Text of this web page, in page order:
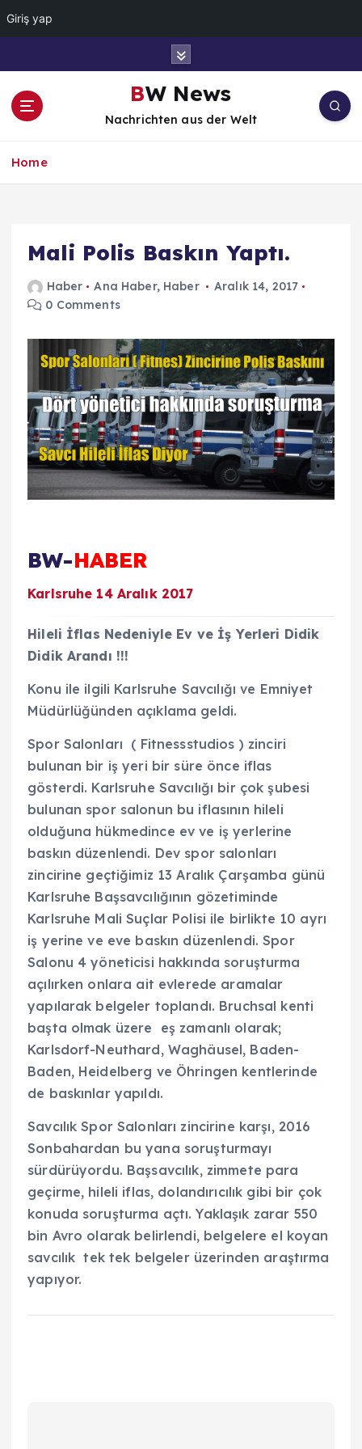
Giriş yap
BW News
Nachrichten aus der Welt
Home
Mali Polis Baskın Yaptı.
Haber Ana Haber, Haber
Aralık 14, 2017
0 Comments
BW-HABER
Karlsruhe 14 Aralık 2017
Hileli İflas Nedeniyle Ev ve İş Yerleri Didik
Didik Arandı !!!
Konu ile ilgili Karlsruhe Savcılığı ve Emniyet
Müdürlüğünden açıklama geldi.
Spor Salonları ( Fitnessstudios ) zinciri
bulunan bir iş yeri bir süre önce iflas
gösterdi. Karlsruhe Savcılığı bir çok şubesi
bulunan spor salonun bu iflasının hileli
olduğuna hükmedince ev ve iş yerlerine
baskın düzenlendi. Dev spor salonları
zincirine geçtiğimiz 13 Aralık Çarşamba günü
Karlsruhe Başsavcılığının gözetiminde
Karlsruhe Mali Suçlar Polisi ile birlikte 10 ayrı
iş yerine ve eve baskın düzenlendi. Spor
Salonu 4 yöneticisi hakkında soruşturma
açılırken onlara ait evlerede aramalar
yapılarak belgeler toplandı. Bruchsal kenti
başta olmak üzere eş zamanlı olarak;
Karlsdorf-Neuthard, Waghäusel, Baden-
Baden, Heidelberg ve Öhringen kentlerinde
de baskınlar yapıldı.
Savcılık Spor Salonları zincirine karşı, 2016
Sonbahardan bu yana soruşturmayı
sürdürüyordu. Başsavcılık, zimmete para
geçirme, hileli iflas, dolandırıcılık gibi bir çok
konuda soruşturma açtı. Yaklaşık zarar 550
bin Avro olarak belirlendi, belgelere el koyan
savcılık tek tek belgeler üzerinden araştırma
yapıyor.